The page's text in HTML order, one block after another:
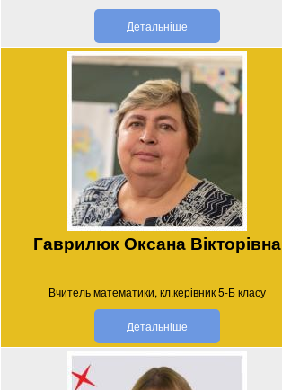
Детальніше
Гаврилюк Оксана Вікторівна
Вчитель математики, кл.керівник 5-Б класу
Детальніше